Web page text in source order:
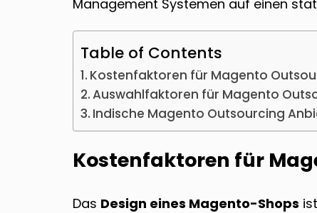
Management Systemen auf einen
Table of Contents
Kostenfaktoren für Magento
Auswahlfaktoren für Magento
Indische Magento Outsourcing
Kostenfaktoren für
Das Design eines Magento-Shops